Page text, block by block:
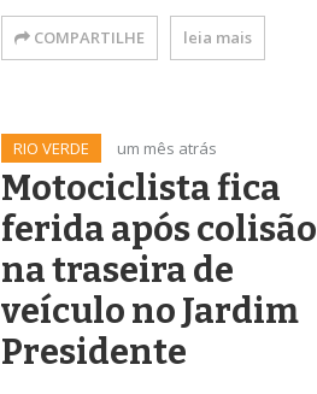
COMPARTILHE leia mais
RIO VERDE um mês atrás
Motociclista fica
ferida após colisão
na traseira de
veículo no Jardim
Presidente